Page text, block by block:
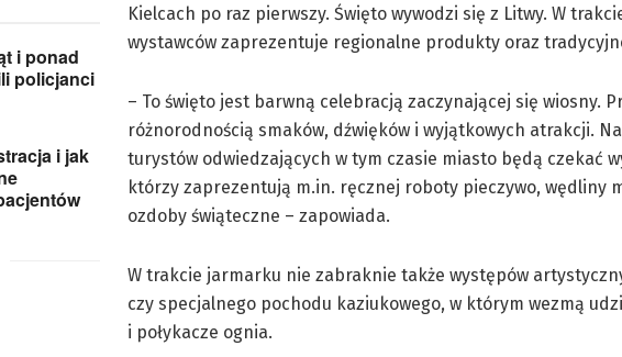
i ponad
policjanci
i jak
Kielcach po raz pierwszy. Święto wywodzi się z Litwy. W
wystawców zaprezentuje regionalne produkty oraz
– To święto jest barwną celebracją zaczynającej się wiosny.
różnorodnością smaków, dźwięków i wyjątkowych atrakcji.
turystów odwiedzających w tym czasie miasto będą czekać
którzy zaprezentują m.in. ręcznej roboty pieczywo, wędliny
ozdoby świąteczne – zapowiada.
W trakcie jarmarku nie zabraknie także występów
czy specjalnego pochodu kaziukowego, w którym wezmą
i połykacze ognia.